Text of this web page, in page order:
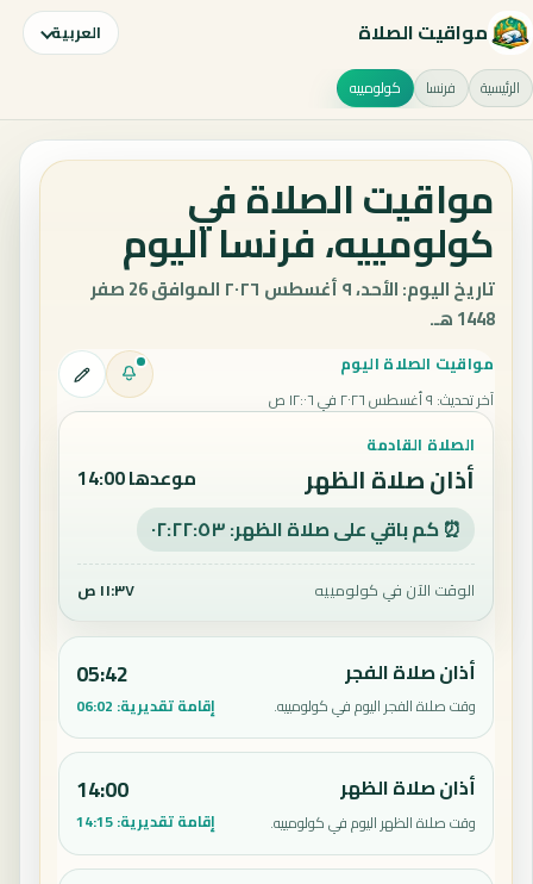
مواقيت الصلاة العربية
الرئيسية فرنسا كولومييه
مواقيت الصلاة في
كولومييه، فرنسا اليوم
تاريخ اليوم: الأحد، ٩ أغسطس ٢٠٢٦ الموافق 26 صفر
1448 هـ.
مواقيت الصلاة اليوم
آخر تحديث: ٩ أغسطس ٢٠٢٦ في ١٢:٠٦ ص
الصلاة القادمة
أذان صلاة الظهر موعدها 14:00
⏰ كم باقي على صلاة الظهر: ٠٢:٢٢:٥٢
الوقت الآن في كولومييه ١١:٣٧ ص
أذان صلاة الفجر
وقت صلاة الفجر اليوم في كولومييه.
05:42
إقامة تقديرية: 06:02
أذان صلاة الظهر
وقت صلاة الظهر اليوم في كولومييه.
14:00
إقامة تقديرية:14:15